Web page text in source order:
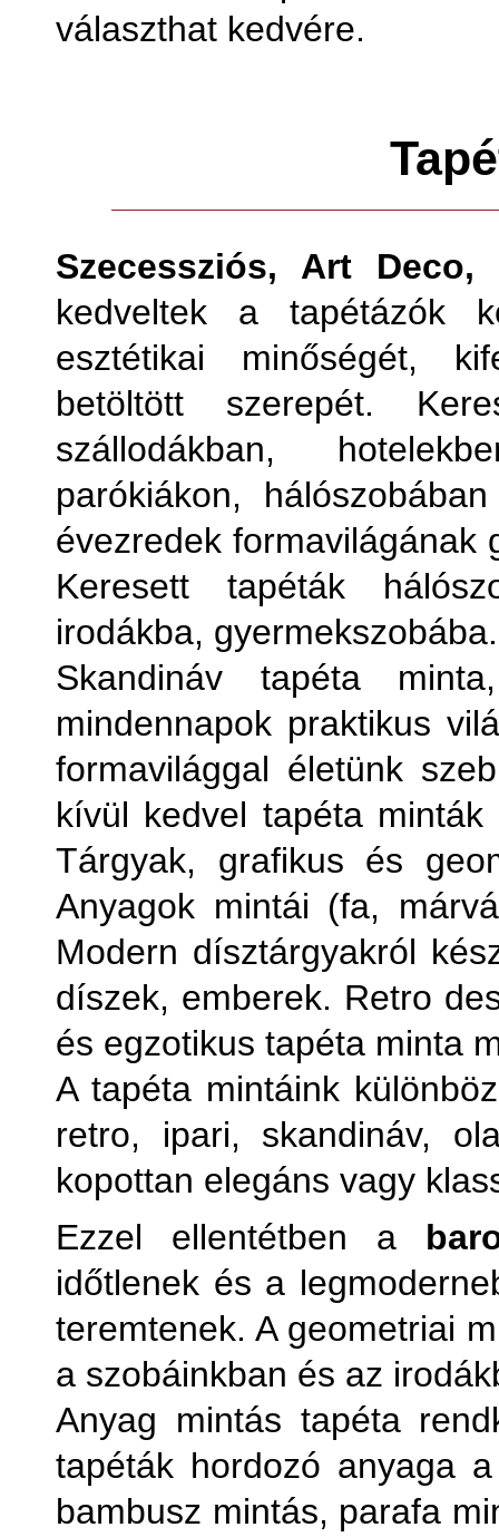
választhat kedvére.
Szecessziós, Art
kedveltek a tapétázók
esztétikai minőségét,
betöltött szerepét.
szállodákban,
parókiákon,
évezredek formavilágának
Keresett tapéták
irodákba,
Skandináv tapéta
mindennapok praktikus
formavilággal életünk
kívül kedvel tapéta
Tárgyak, grafikus és
Anyagok mintái (fa,
Modern dísztárgyakról
díszek, emberek. Retro
és egzotikus tapéta minta
A tapéta mintáink
retro, ipari, skandináv,
kopottan elegáns vagy
Ezzel ellentétben a
időtlenek és a
teremtenek. A geometriai
a szobáinkban és az
Anyag mintás tapéta
tapéták hordozó anyaga
bambusz mintás, parafa